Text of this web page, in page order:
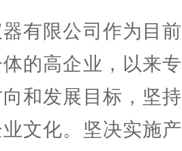
器有限公司作为目
的高企业，以来
和发展目标，坚
文化。坚决实施